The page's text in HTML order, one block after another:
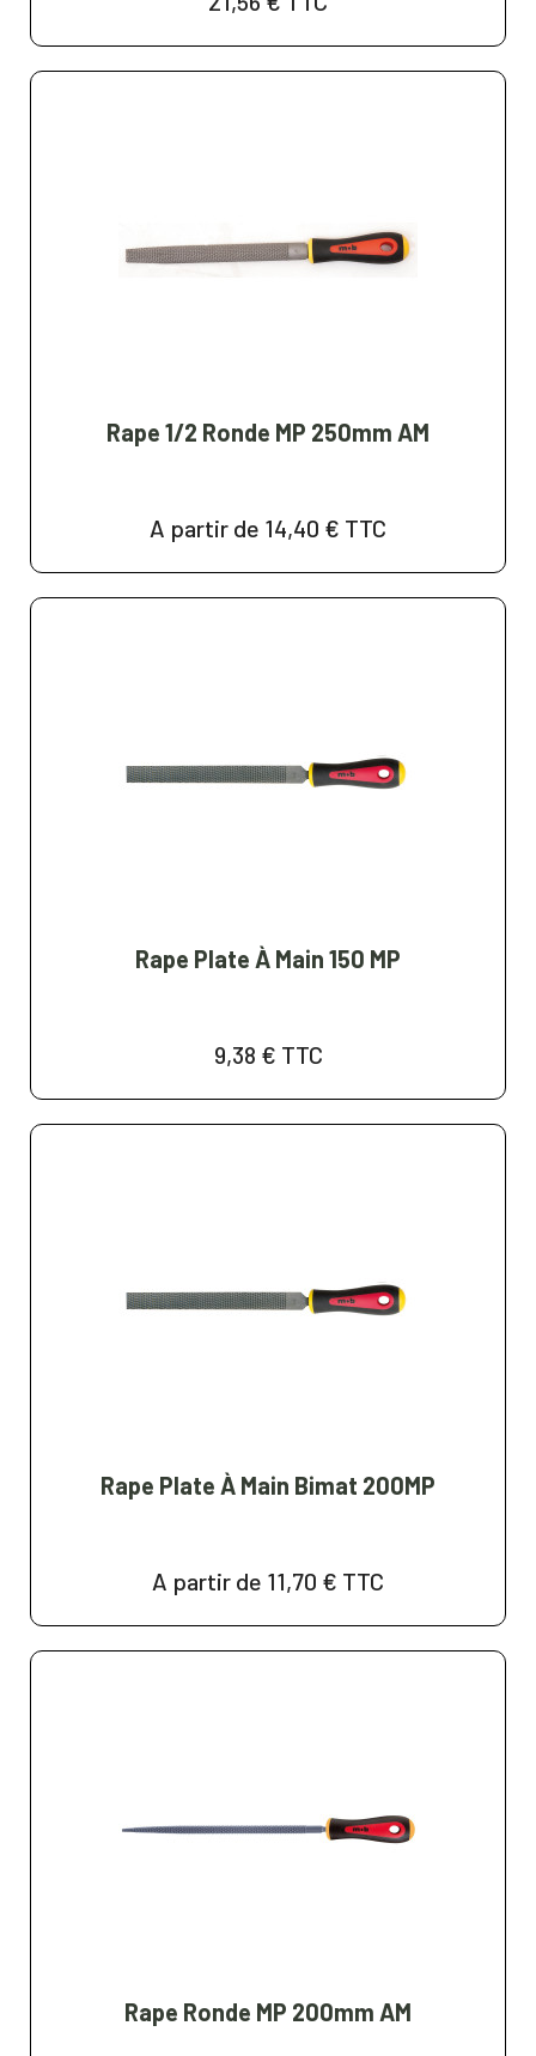
Rape 1/2 Ronde MP 250mm AM
A partir de 14,40 € TTC
Rape Plate À Main 150 MP
9,38 € TTC
Rape Plate À Main Bimat 200MP
A partir de 11,70 € TTC
Rape Ronde MP 200mm AM